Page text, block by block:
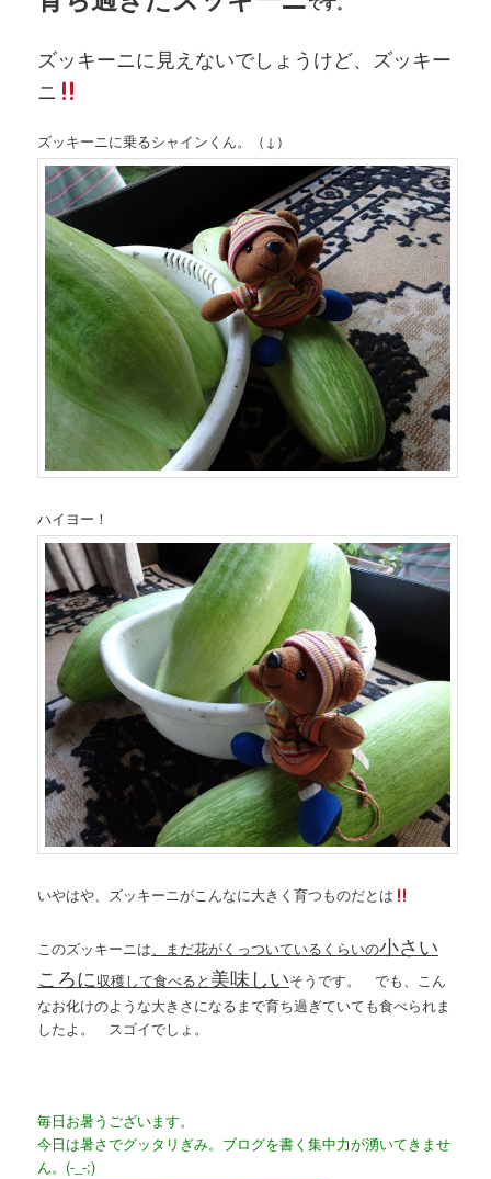
ズッキーニに見えないでしょうけど、ズッキー
ニ
ズッキーニに乗るシャインくん。（↓）
ハイヨー！
いやはや、ズッキーニがこんなに大きく育つものだとは
このズッキーニは 、まだ花がくっついているくらいの小さい
ころに収穫して食べると 美味しいそうです。 でも、こん
なお化けのような大きさになるまで育ち過ぎていても食べられま
したよ。 スゴイでしょ。
毎日お暑うございます。
今日は暑さでグッタリぎみ。ブログを書く集中力が湧いてきませ
ん。(-_-;)